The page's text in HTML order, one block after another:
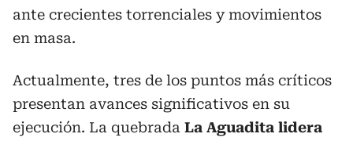
ante crecientes torrenciales y movimientos
en masa.
Actualmente, tres de los puntos más críticos
presentan avances significativos en su
ejecución. La quebrada La Aguadita lidera